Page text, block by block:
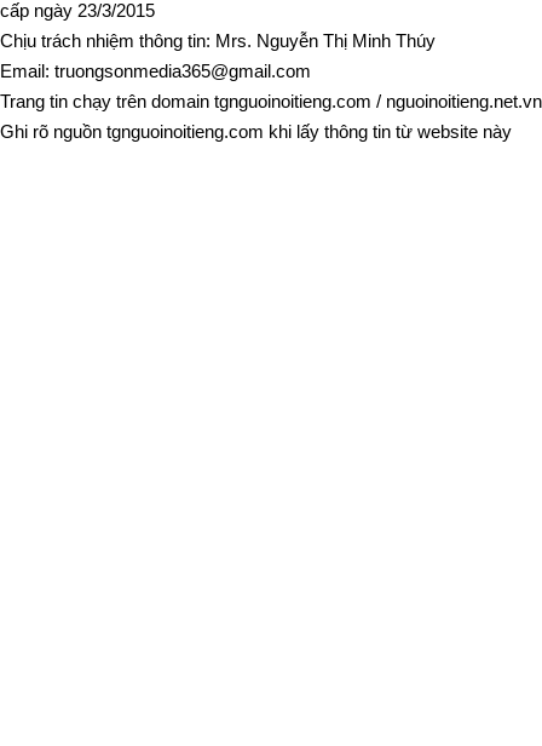
cấp ngày 23/3/2015
Chịu trách nhiệm thông tin: Mrs. Nguyễn Thị Minh Thúy
Email: truongsonmedia365@gmail.com
Trang tin chạy trên domain tgnguoinoitieng.com / nguoinoitieng.net.vn
Ghi rõ nguồn tgnguoinoitieng.com khi lấy thông tin từ website này